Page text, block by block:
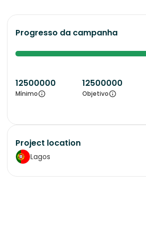
Progresso da campanha
12500000
Mínimo
12500000
Objetivo
Project location
Lagos